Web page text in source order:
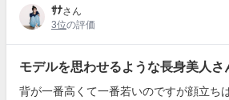
ｻﾅさん
3位の評価
モデルを思わせるような長身美人さ
背が一番高くて一番若いのですが顔立ち